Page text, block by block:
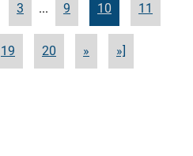
3 ... 9 10 11
19 20 » »]